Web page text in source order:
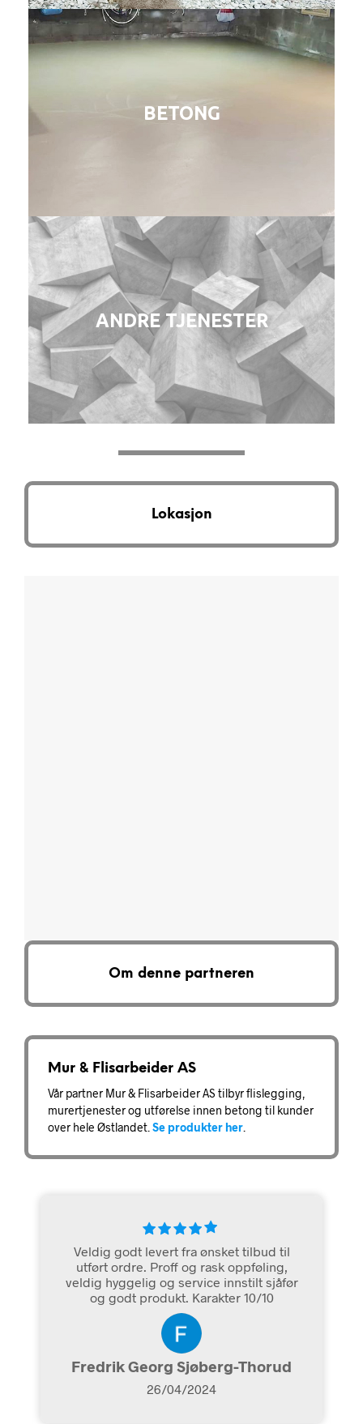
BETONG
Støp & pussing
ANDRE TJENESTER
Andre tjenester
Aktøren tilbyr støpetjenester til kunder over hele
Østlandet.
Lokasjon
Om denne partneren
Mur & Flisarbeider AS
Vår partner Mur & Flisarbeider AS tilbyr flislegging,
murertjenester og utførelse innen betong til kunder
over hele Østlandet. Se produkter her.
Veldig godt levert fra ønsket tilbud til
utført ordre. Proff og rask oppføling,
veldig hyggelig og service innstilt sjåfør
og godt produkt. Karakter 10/10
Fredrik Georg Sjøberg-Thorud
26/04/2024